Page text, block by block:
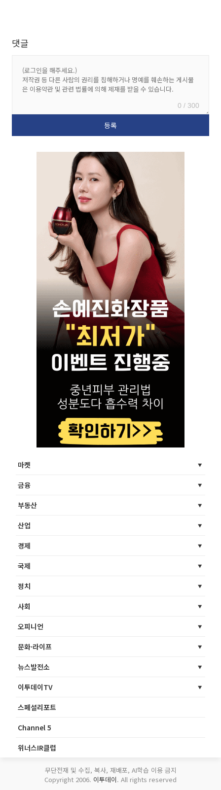
댓글
0 / 300
마켓
금융
부동산
산업
경제
국제
정치
사회
오피니언
문화·라이프
뉴스발전소
이투데이TV
스페셜리포트
Channel 5
위너스IR클럽
무단전재 및 수집, 복사, 재배포, AI학습 이용 금지
Copyright 2006. 이투데이. All rights reserved